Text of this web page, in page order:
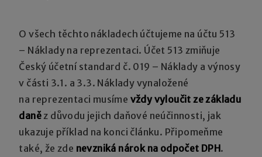
O všech těchto nákladech účtujeme na účtu 513
– Náklady na reprezentaci. Účet 513 zmiňuje
Český účetní standard č. 019 – Náklady a výnosy
v části 3.1. a 3.3. Náklady vynaložené
na reprezentaci musíme vždy vyloučit ze základu
daně z důvodu jejich daňové neúčinnosti, jak
ukazuje příklad na konci článku. Připomeňme
také, že zde nevzniká nárok na odpočet DPH.